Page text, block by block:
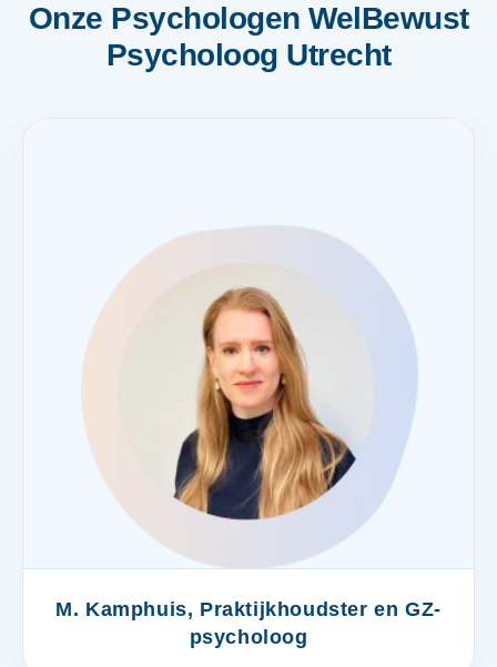
Onze Psychologen WelBewust
Psycholoog Utrecht
M. Kamphuis, Praktijkhoudster en GZ-
psycholoog